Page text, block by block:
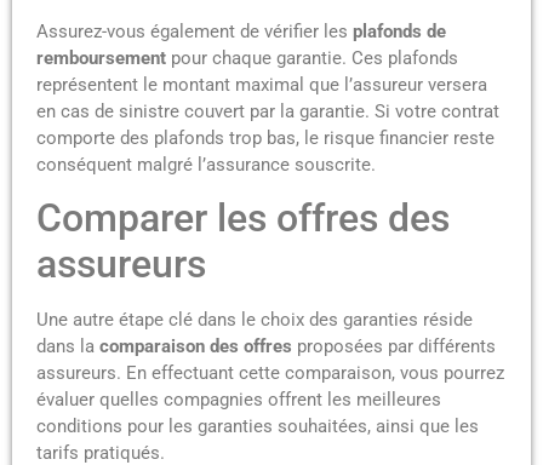
Assurez-vous également de vérifier les plafonds de
remboursement pour chaque garantie. Ces plafonds
représentent le montant maximal que l’assureur versera
en cas de sinistre couvert par la garantie. Si votre contrat
comporte des plafonds trop bas, le risque financier reste
conséquent malgré l’assurance souscrite.
Comparer les offres des
assureurs
Une autre étape clé dans le choix des garanties réside
dans la comparaison des offres proposées par différents
assureurs. En effectuant cette comparaison, vous pourrez
évaluer quelles compagnies offrent les meilleures
conditions pour les garanties souhaitées, ainsi que les
tarifs pratiqués.